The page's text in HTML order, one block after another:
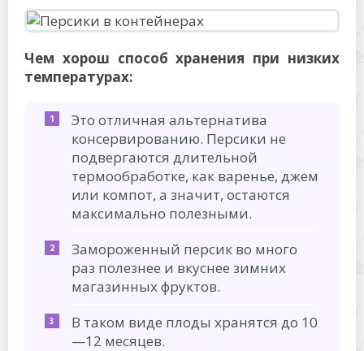
Чем хорош способ хранения при низких
температурах:
Это отличная альтернатива
консервированию. Персики не
подвергаются длительной
термообработке, как варенье, джем
или компот, а значит, остаются
максимально полезными.
Замороженный персик во много
раз полезнее и вкуснее зимних
магазинных фруктов.
В таком виде плоды хранятся до 10
—12 месяцев.